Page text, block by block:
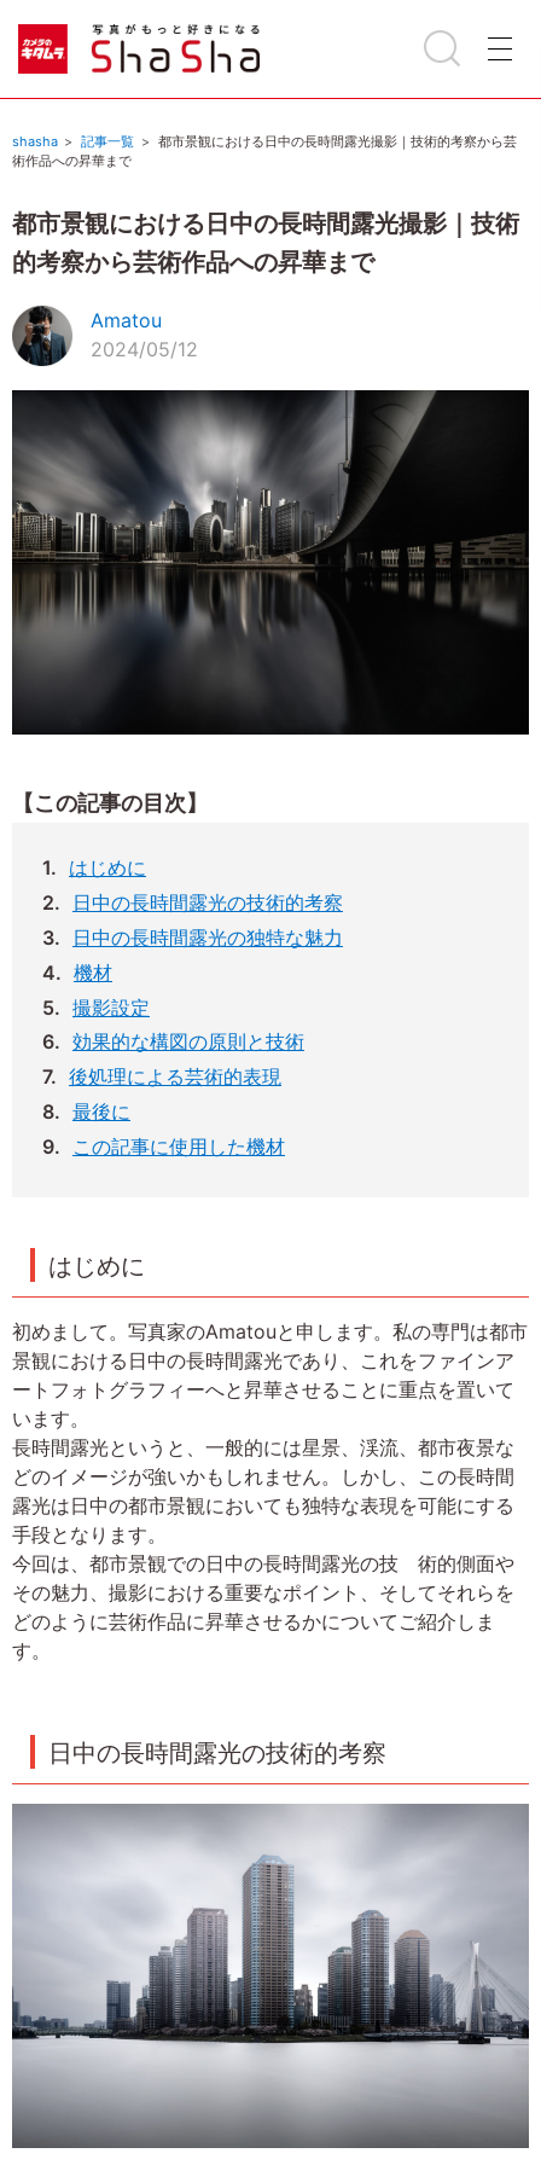
shasha 記事一覧
都市景観における日中の長時間露光撮影｜技術的考察から芸
術作品への昇華まで
都市景観における日中の長時間露光撮影｜技術
的考察から芸術作品への昇華まで
Amatou
2024/05/12
【この記事の目次】
はじめに
日中の長時間露光の技術的考察
日中の長時間露光の独特な魅力
機材
撮影設定
効果的な構図の原則と技術
後処理による芸術的表現
最後に
この記事に使用した機材
はじめに
初めまして。写真家のAmatouと申します。私の専門は都市
景観における日中の長時間露光であり、これをファインア
ートフォトグラフィーへと昇華させることに重点を置いて
います。
長時間露光というと、一般的には星景、渓流、都市夜景な
どのイメージが強いかもしれません。しかし、この長時間
露光は日中の都市景観においても独特な表現を可能にする
手段となります。
今回は、都市景観での日中の長時間露光の技 術的側面や
その魅力、撮影における重要なポイント、そしてそれらを
どのように芸術作品に昇華させるかについてご紹介しま
す。
日中の長時間露光の技術的考察